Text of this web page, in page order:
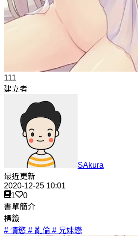
111
建立者
SAkura
最近更新
2020-12-25 10:01
1
0
書單簡介
標籤
# 情慾 # 亂倫 # 兄妹戀